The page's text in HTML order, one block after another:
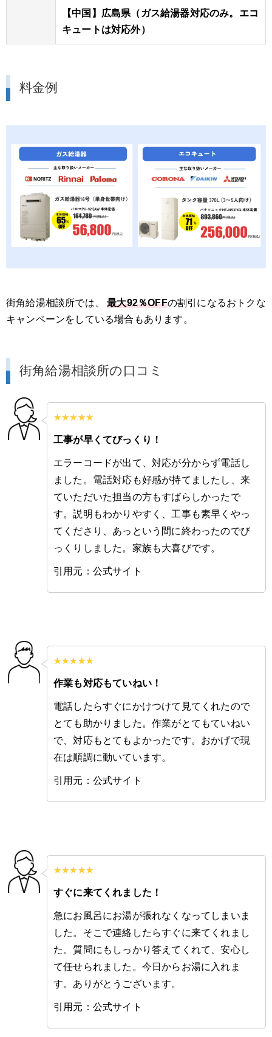
【中国】広島県（ガス給湯器対応のみ。エコ
キュートは対応外）
料金例
街角給湯相談所では、最大92％OFFの割引になるおトクな
キャンペーンをしている場合もあります。
街角給湯相談所の口コミ
工事が早くてびっくり！
エラーコードが出て、対応が分からず電話し
ました。電話対応も好感が持てましたし、来
ていただいた担当の方もすばらしかったで
す。説明もわかりやすく、工事も素早くやっ
てくださり、あっという間に終わったのでび
っくりしました。家族も大喜びです。
引用元：公式サイト
作業も対応もていねい！
電話したらすぐにかけつけて見てくれたので
とても助かりました。作業がとてもていねい
で、対応もとてもよかったです。おかげで現
在は順調に動いています。
引用元：公式サイト
すぐに来てくれました！
急にお風呂にお湯が張れなくなってしまいま
した。そこで連絡したらすぐに来てくれまし
た。質問にもしっかり答えてくれて、安心し
て任せられました。今日からお湯に入れま
す。ありがとうございます。
引用元：公式サイト